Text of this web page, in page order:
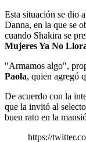
Esta situación se dio
Danna, en la que se
cuando Shakira se
Mujeres Ya No
"Armamos algo",
Paola, quien agregó
De acuerdo con la
que la invitó al
buen rato en la
https://